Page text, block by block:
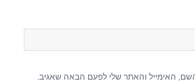
האימייל והאתר שלי לפעם הבאה שאגיב.